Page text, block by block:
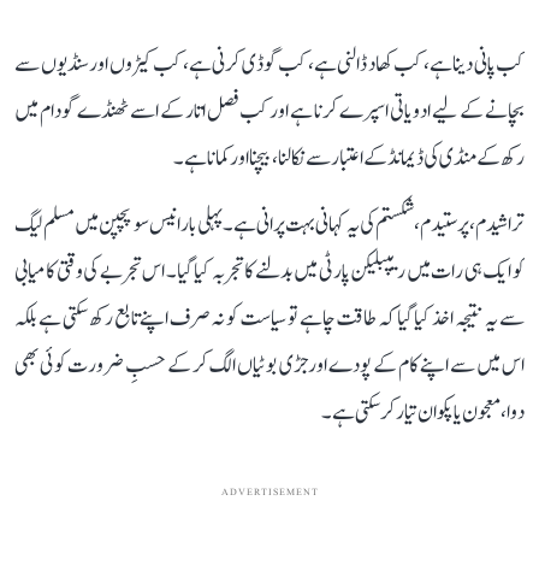
کب پانی دینا ہے، کب کھاد ڈالنی ہے، کب گوڈی کرنی ہے، کب کیڑوں اور سنڈیوں سے
بچانے کے لیے ادویاتی اسپرے کرنا ہے اور کب فصل اتار کے اسے ٹھنڈے گودام میں
رکھ کے منڈی کی ڈیمانڈ کے اعتبار سے نکالنا، بیچنا اور کمانا ہے۔
تراشیدم، پرستیدم، شکستم کی یہ کہانی بہت پرانی ہے۔ پہلی بار انیس سو پچپن میں مسلم لیگ
کو ایک ہی رات میں ریپبلیکن پارٹی میں بدلنے کا تجربہ کیا گیا۔ اس تجربے کی وقتی کامیابی
سے یہ نتیجہ اخذ کیا گیا کہ طاقت چاہے تو سیاست کو نہ صرف اپنے تابع رکھ سکتی ہے بلکہ
اس میں سے اپنے کام کے پودے اور جڑی بوٹیاں الگ کر کے حسبِ ضرورت کوئی بھی
دوا، معجون یا پکوان تیار کر سکتی ہے۔
ADVERTISEMENT